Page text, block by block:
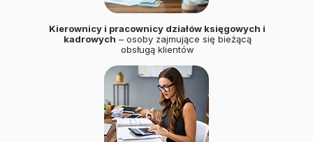
Kierownicy i pracownicy działów księgowych i
kadrowych – osoby zajmujące się bieżącą
obsługą klientów